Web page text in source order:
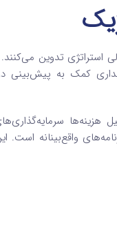
استراتژی تدوین
کمک به پیش‌بینی
هزینه‌ها
واقع‌بینانه است.